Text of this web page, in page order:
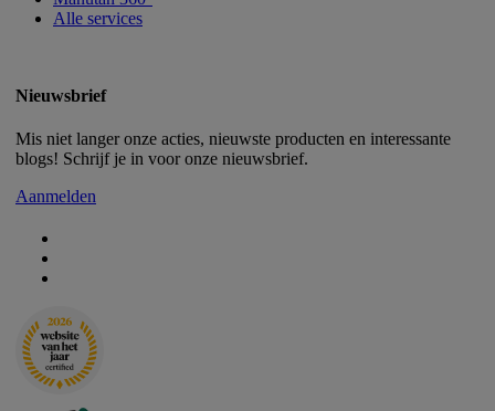
Alle services
Nieuwsbrief
Mis niet langer onze acties, nieuwste producten en interessante
blogs! Schrijf je in voor onze nieuwsbrief.
Aanmelden